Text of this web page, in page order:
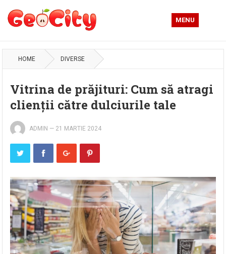
MENU
HOME DIVERSE
Vitrina de prăjituri: Cum să atragi
clienții către dulciurile tale
ADMIN — 21 MARTIE 2024